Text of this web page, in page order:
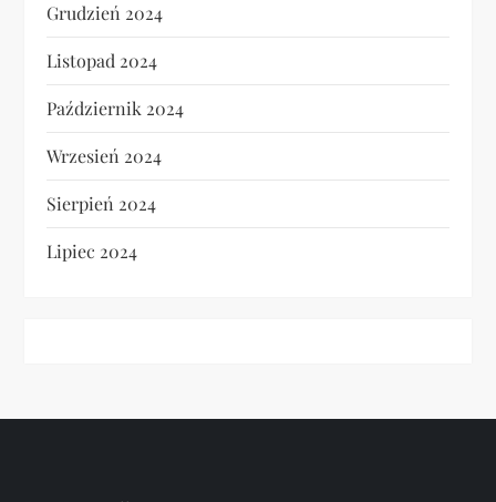
Grudzień 2024
Listopad 2024
Październik 2024
Wrzesień 2024
Sierpień 2024
Lipiec 2024